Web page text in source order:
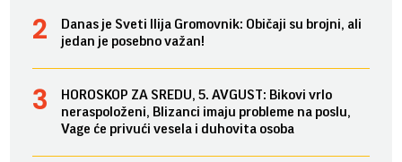
Danas je Sveti Ilija Gromovnik: Običaji su brojni, ali
jedan je posebno važan!
HOROSKOP ZA SREDU, 5. AVGUST: Bikovi vrlo
neraspoloženi, Blizanci imaju probleme na poslu,
Vage će privući vesela i duhovita osoba